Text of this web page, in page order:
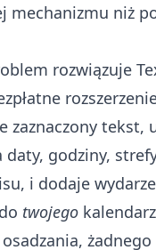
mechanizmu niż
rozwiązuje
zaznaczony tekst,
godziny,
i dodaje
twojego